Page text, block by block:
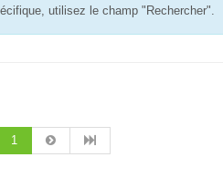
utilisez le champ "Rechercher".
1